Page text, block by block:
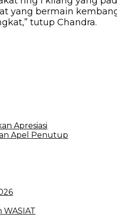
bermain
tutup Chandra.
Apresiasi
Apel Penutup